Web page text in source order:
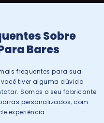
Sobre
Bares
frequentes para sua
você tiver alguma dúvida
Somos o seu fabricante
personalizados, com
experiência.